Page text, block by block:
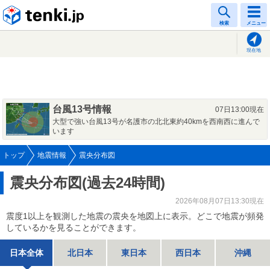
検索 メニュー
現在地
台風13号情報
07日13:00現在
大型で強い台風13号が名護市の北北東約40kmを西南西に進んで
います
トップ 地震情報 震央分布図
震央分布図(過去24時間)
2026年08月07日13:30現在
震度1以上を観測した地震の震央を地図上に表示。どこで地震が頻発
しているかを見ることができます。
日本全体 北日本 東日本 西日本 沖縄